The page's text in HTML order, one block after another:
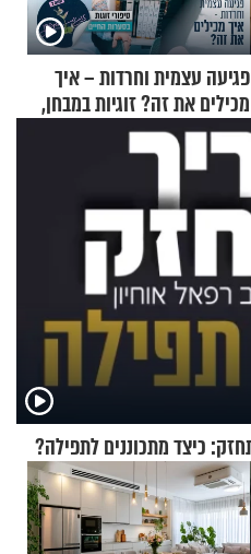
פגיעה עצמית וחרדות – איך
מכילים את זה? זוגיות במבחן,
הפעם עם יהודית ואלתר כהן
כיצד מתכוננים לתפילה?